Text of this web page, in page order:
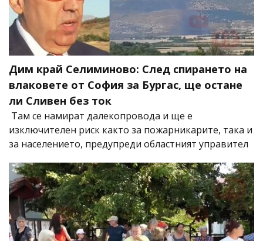
Дим край Селиминово: След спирането на
влаковете от София за Бургас, ще остане
ли Сливен без ток
Там се намират далекопровода и ще е
изключителен риск както за пожарникарите, така и
за населението, предупреди областният управител